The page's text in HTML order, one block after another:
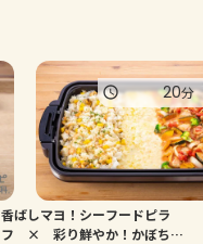
香ばしマヨ！シーフードピラ
フ × 彩り鮮やか！かぼちゃ
20分